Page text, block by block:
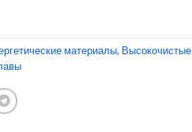
материалы, Высокочистые